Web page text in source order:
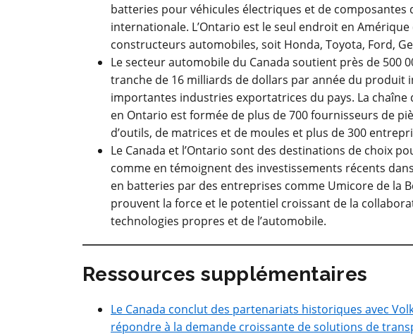
batteries pour véhicules électriques et de composantes
internationale. L’Ontario est le seul endroit en
constructeurs automobiles, soit Honda, Toyota, Ford,
Le secteur automobile du Canada soutient près de 500
tranche de 16 milliards de dollars par année du produit
importantes industries exportatrices du pays. La chaîne
en Ontario est formée de plus de 700 fournisseurs de
d’outils, de matrices et de moules et plus de 300
Le Canada et l’Ontario sont des destinations de choix
comme en témoignent des investissements récents
en batteries par des entreprises comme Umicore de la
prouvent la force et le potentiel croissant de la
technologies propres et de l’automobile.
Ressources supplémentaires
Le Canada conclut des partenariats historiques avec
répondre à la demande croissante de solutions de